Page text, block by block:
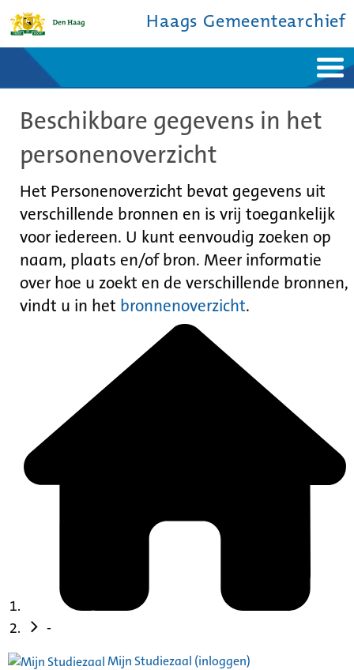
Haags Gemeentearchief
Ontdek de stad
De studiezaal
Bronnen en collecties
Contact
Beschikbare gegevens in het
personenoverzicht
Het Personenoverzicht bevat gegevens uit
verschillende bronnen en is vrij toegankelijk
voor iedereen. U kunt eenvoudig zoeken op
naam, plaats en/of bron. Meer informatie
over hoe u zoekt en de verschillende bronnen,
vindt u in het bronnenoverzicht.
-
Mijn Studiezaal (inloggen)